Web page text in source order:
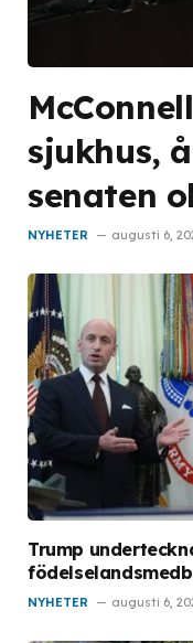
sjukhus,
senaten
NYHETER augusti 6,
Trump
NYHETER augusti 6,